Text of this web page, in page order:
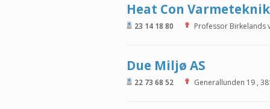
Heat Con
23 14 18 80 Professor Birkelands
Due Miljø AS
22 73 68 52 Generallunden 19 ,